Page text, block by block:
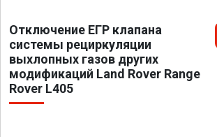
Отключение ЕГР клапана
системы рециркуляции
выхлопных газов других
модификаций Land Rover Range
Rover L405